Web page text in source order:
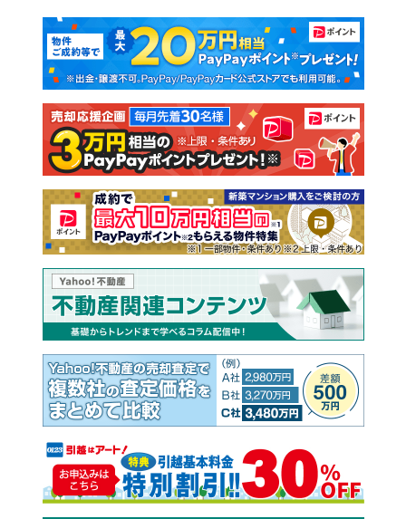
新築マンション 中古マンション
新築一戸建て 中古一戸建て
注文住宅 土地
売却査定
マンションカタログ 教えて！住まいの先生